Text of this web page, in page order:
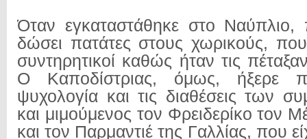
Όταν εγκαταστάθηκε στο
δώσει πατάτες στους χωρικούς,
συντηρητικοί καθώς ήταν τις
Ο Καποδίστριας, όμως, ήξερε
ψυχολογία και τις διαθέσεις των
και μιμούμενος τον Φρειδερίκο τον
και τον Παρμαντιέ της Γαλλίας, που